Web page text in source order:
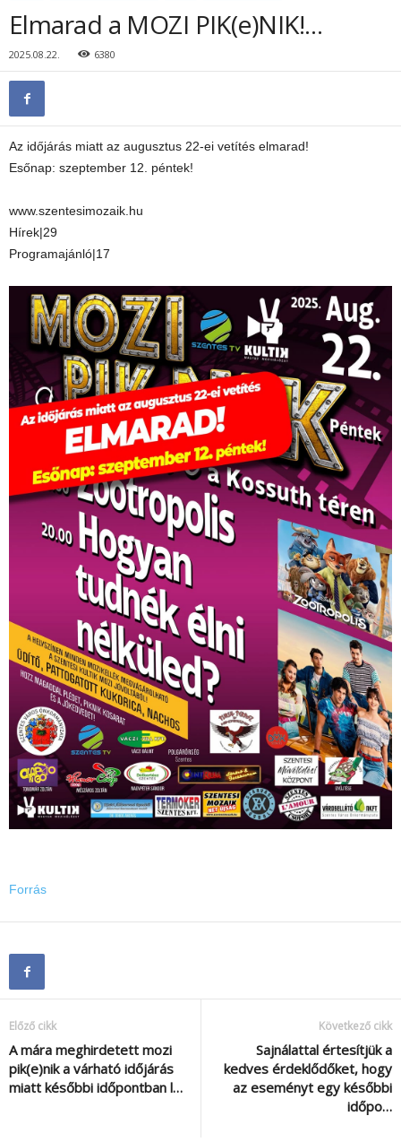
Elmarad a MOZI PIK(e)NIK!…
2025.08.22. 6380
Az időjárás miatt az augusztus 22-ei vetítés elmarad!
Esőnap: szeptember 12. péntek!
www.szentesimozaik.hu
Hírek|29
Programajánló|17
Forrás
Előző cikk
A mára meghirdetett mozi
pik(e)nik a várható időjárás
miatt későbbi időpontban l…
Következő cikk
Sajnálattal értesítjük a
kedves érdeklődőket, hogy
az eseményt egy későbbi
időpo…